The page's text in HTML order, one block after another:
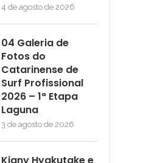
4 de agosto de 2026
04 Galeria de
Fotos do
Catarinense de
Surf Profissional
2026 – 1ª Etapa
Laguna
3 de agosto de 2026